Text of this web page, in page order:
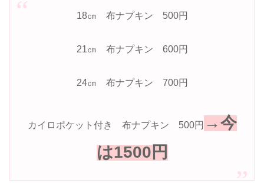
18㎝ 布ナプキン 500円
21㎝ 布ナプキン 600円
24㎝ 布ナプキン 700円
カイロポケット付き 布ナプキン 500円 →今
は1500円